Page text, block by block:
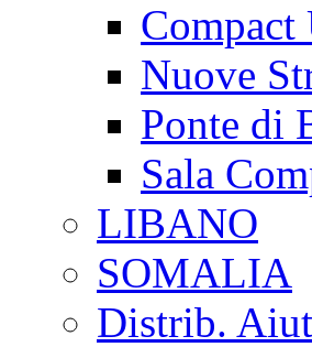
Compact
Nuove
Ponte di
Sala
LIBANO
SOMALIA
Distrib.